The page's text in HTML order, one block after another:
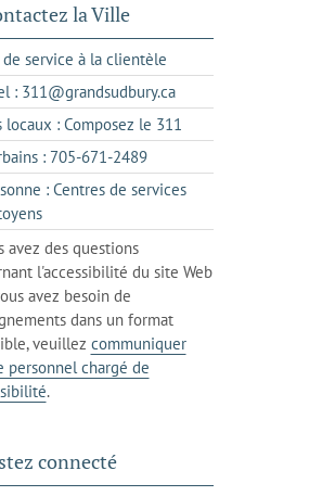
la Ville
de service à la clientèles'ouvre
dans
un
nouvel
: 311@grandsudbury.cas'ouvre
dans
votre
de
locaux : Composez le 311
dans
un
client
téléphone
: 705-671-2489s'ouvre
dans
client
votre
: Centres de services
s'ouvre
dans
l'onglet
actuel
avez des questions
l'accessibilité du site Web
avez besoin de
dans un format
veuillez communiquer
personnel chargé de
.
connecté